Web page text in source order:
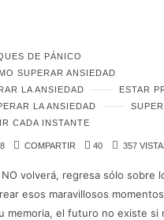
DE PÁNICO
SUPERAR ANSIEDAD
LA ANSIEDAD
ESTAR
LA ANSIEDAD
CADA INSTANTE
COMPARTIR 40 357
NO volverá, regresa sólo sobre
esos maravillosos
memoria, el futuro no existe si